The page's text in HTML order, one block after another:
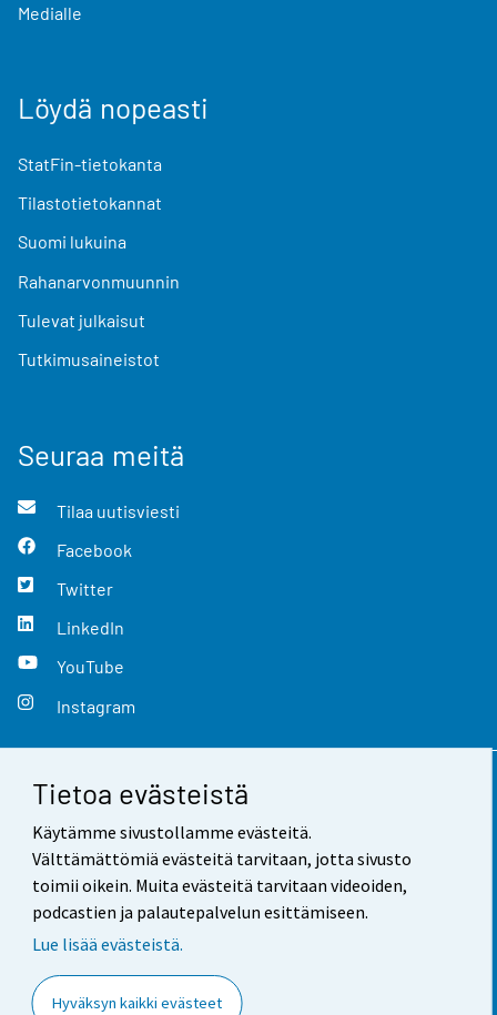
Tietoa evästeistä
Käytämme sivustollamme evästeitä.
Välttämättömiä evästeitä tarvitaan, jotta sivusto
toimii oikein. Muita evästeitä tarvitaan videoiden,
podcastien ja palautepalvelun esittämiseen.
Lue lisää evästeistä.
Hyväksyn kaikki evästeet
Medialle
Löydä nopeasti
StatFin-tietokanta
Tilastotietokannat
Suomi lukuina
Rahanarvonmuunnin
Tulevat julkaisut
Tutkimusaineistot
Seuraa meitä
Tilaa uutisviesti
Facebook
Twitter
LinkedIn
YouTube
Instagram
Yhteystiedot
Palaute
Käyttöehdot
Saavutettavuus